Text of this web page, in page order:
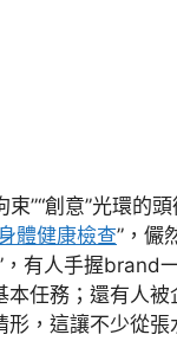
束”“創意”光環的
體健康檢查”，儼
有人手握brand
任務；還有人被
，這讓不少從